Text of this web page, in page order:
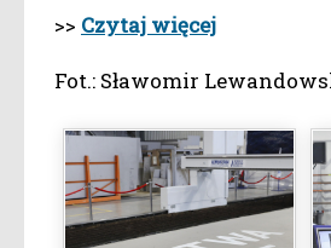
>> Czytaj więcej
Fot.: Sławomir